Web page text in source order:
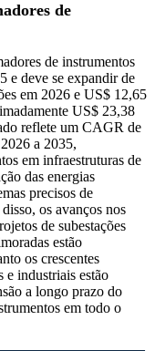
de
de instrumentos
e deve se expandir de
em 2026 e US$ 12,65
US$ 23,38
reflete um CAGR de
a 2035,
em infraestruturas de
das energias
precisos de
os avanços nos
de subestações
estão
os crescentes
e industriais estão
a longo prazo do
em todo o